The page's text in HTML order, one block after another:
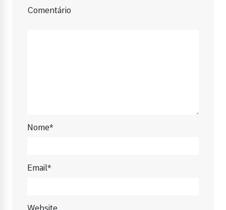
Comentário
Nome*
Email*
Website